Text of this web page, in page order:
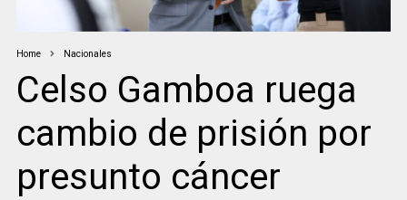
Home Nacionales
Celso Gamboa ruega
cambio de prisión por
presunto cáncer